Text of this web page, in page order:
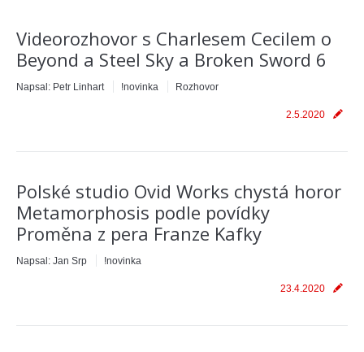
Videorozhovor s Charlesem Cecilem o
Beyond a Steel Sky a Broken Sword 6
Napsal: Petr Linhart !novinka Rozhovor
2.5.2020
Polské studio Ovid Works chystá horor
Metamorphosis podle povídky
Proměna z pera Franze Kafky
Napsal: Jan Srp !novinka
23.4.2020